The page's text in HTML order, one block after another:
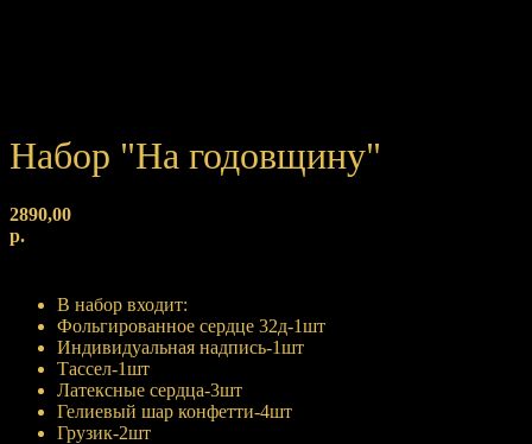
Набор "На годовщину"
2890,00
р.
В набор входит:
Фольгированное сердце 32д-1шт
Индивидуальная надпись-1шт
Тассел-1шт
Латексные сердца-3шт
Гелиевый шар конфетти-4шт
Грузик-2шт